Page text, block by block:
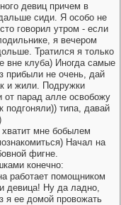
девиц причем в
сиди. Я особо не
говорил утром - если
я вечером
Тратился я только
вне клуба) Иногда самые
прибыли не очень, дай
и жили. Подружки
от парад алле освобожу
подгоняли)) типа, давай
мне бобылем
Начал на
фигне.
конечно:
работает помощником
девица! Ну да ладно,
я ее домой провожать